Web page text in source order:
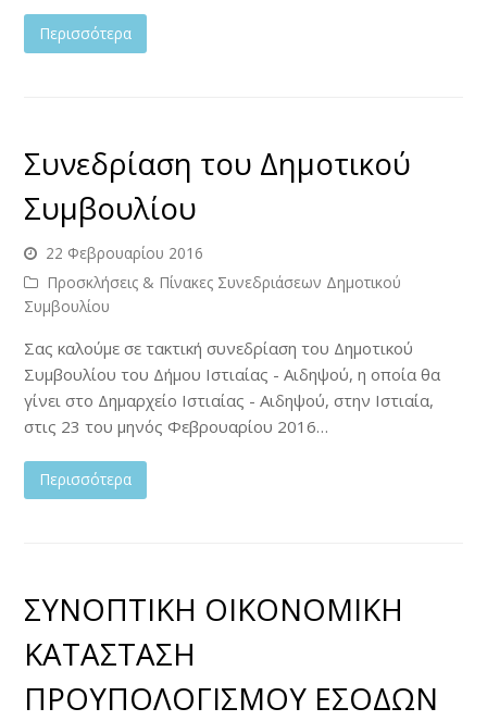
Περισσότερα
Συνεδρίαση του Δημοτικού
Συμβουλίου
22 Φεβρουαρίου 2016
Προσκλήσεις & Πίνακες Συνεδριάσεων Δημοτικού
Συμβουλίου
Σας καλούμε σε τακτική συνεδρίαση του Δημοτικού
Συμβουλίου του Δήμου Ιστιαίας - Αιδηψού, η οποία θα
γίνει στο Δημαρχείο Ιστιαίας - Αιδηψού, στην Ιστιαία,
στις 23 του μηνός Φεβρουαρίου 2016…
Περισσότερα
ΣΥΝΟΠΤΙΚΗ ΟΙΚΟΝΟΜΙΚΗ
ΚΑΤΑΣΤΑΣΗ
ΠΡΟΥΠΟΛΟΓΙΣΜΟΥ ΕΣΟΔΩΝ